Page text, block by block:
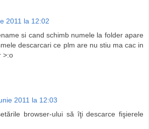
2011 la 12:02
si cand schimb numele la folder apare
descarcari ce plm are nu stiu ma cac in
>:o
2011 la 12:03
browser-ului să îţi descarce fişierele